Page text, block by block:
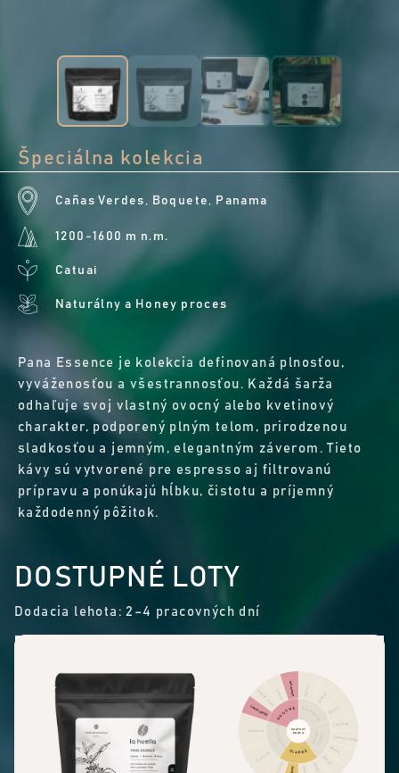
Špeciálna kolekcia
Cañas Verdes, Boquete, Panama
1200-1600 m n.m.
Catuai
Naturálny a Honey proces
Pana Essence je kolekcia definovaná plnosťou,
vyváženosťou a všestrannosťou. Každá šarža
odhaľuje svoj vlastný ovocný alebo kvetinový
charakter, podporený plným telom, prirodzenou
sladkosťou a jemným, elegantným záverom. Tieto
kávy sú vytvorené pre espresso aj filtrovanú
prípravu a ponúkajú hĺbku, čistotu a príjemný
každodenný pôžitok.
DOSTUPNÉ LOTY
Dodacia lehota: 2–4 pracovných dní
Korenie
Štipľavé
Čokoláda
Lieskový oriešok
Mandľa
Arašidy
Čierny čaj
Lesné plody
Sušené ovocie
Iné ovocie
SLADKÉ
KVETINOVÉ
OVOCNÉ
CHUŤOVÝ
PROFIL